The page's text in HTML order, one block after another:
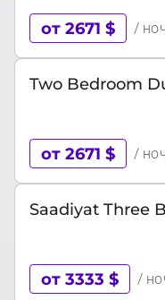
от 2671 $ /
Two Bedroom
от 2671 $ /
Saadiyat Three
от 3333 $ /